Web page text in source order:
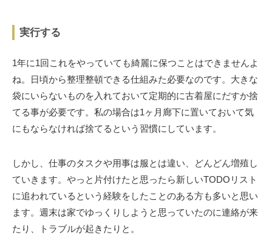
実行する
1年に1回これをやっていても綺麗に保つことはできませんよ
ね。日頃から整理整頓できる仕組みた必要なのです。大きな
袋にいらないものを入れておいて定期的に古着屋にだすか捨
てる事が必要です。私の場合は1ヶ月廊下に置いておいて気
にもならなければ捨てるという習慣にしています。
しかし、仕事のタスクや用事は服とは違い、どんどん増殖し
ていきます。やっと片付けたと思ったら新しいTODOリスト
に追われているという経験をしたことのある方も多いと思い
ます。週末は家でゆっくりしようと思っていたのに連絡が来
たり、トラブルが起きたりと。